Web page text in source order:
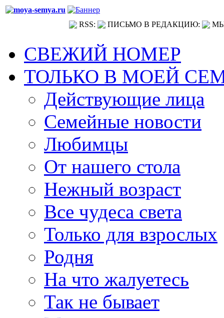
RSS: ПИСЬМО В РЕДАКЦИЮ:
СВЕЖИЙ НОМЕР
ТОЛЬКО В МОЕЙ
Действующие лица
Семейные новости
Любимцы
От нашего стола
Нежный возраст
Все чудеса света
Только для взрослых
Родня
На что жалуетесь
Так не бывает